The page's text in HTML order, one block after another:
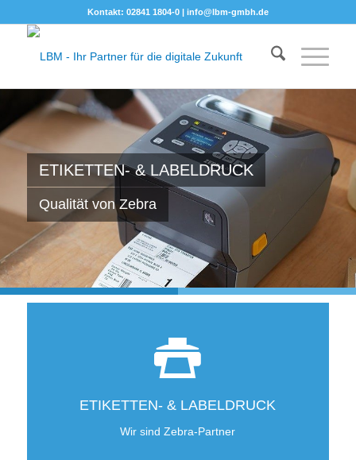
Kontakt: 02841 1804-0 | info@lbm-gmbh.de
ETIKETTEN- & LABELDRUCK
Qualität von Zebra
ETIKETTEN- & LABELDRUCK
Wir sind Zebra-Partner